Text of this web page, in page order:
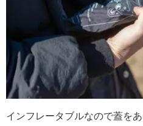
インフレータブルなので蓋を